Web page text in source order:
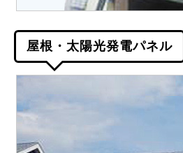
屋根・太陽光発電パネル